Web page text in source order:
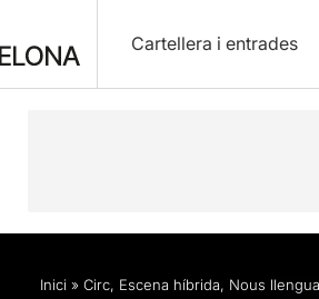
Cartellera i entrades
Descripció Fitxa artística
Inici » Circ, Escena híbrida, Nous